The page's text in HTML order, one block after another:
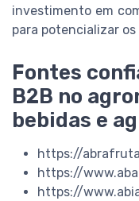
investimento em
para potencializar
Fontes
B2B no
bebidas e
https://
https://
https://